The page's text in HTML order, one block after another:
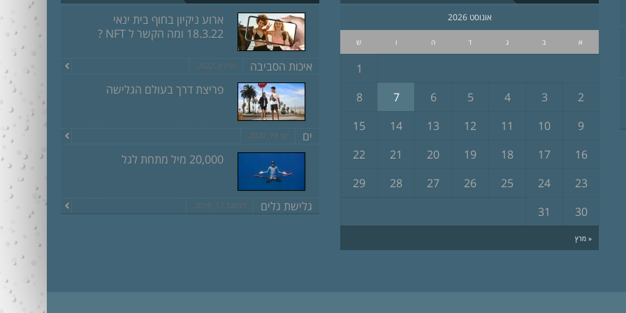
אוגוסט 2026
א ב ג ד ה ו ש
« מרץ
1
2
3
4
5
6
7
8
9
10
11
12
13
14
15
16
17
18
19
20
21
22
23
24
25
26
27
28
29
30
31
ארוע ניקיון בחוף בית ינאי
18.3.22 ומה הקשר ל NFT ?
איכות הסביבה מרץ 8, 2022
פריצת דרך בעולם הגלישה
ים יוני 18, 2020
20,000 מיל מתחת לגל
גלישת גלים דצמבר 13, 2019